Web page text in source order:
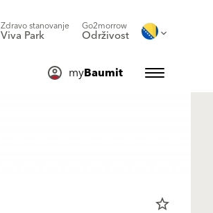
Zdravo stanovanje
Viva Park
Go2morrow
Održivost
myBaumit
star_border